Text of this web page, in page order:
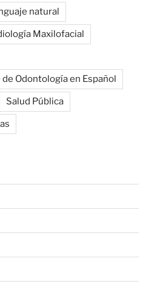
natural
Maxilofacial
Odontología en Español
Salud Pública